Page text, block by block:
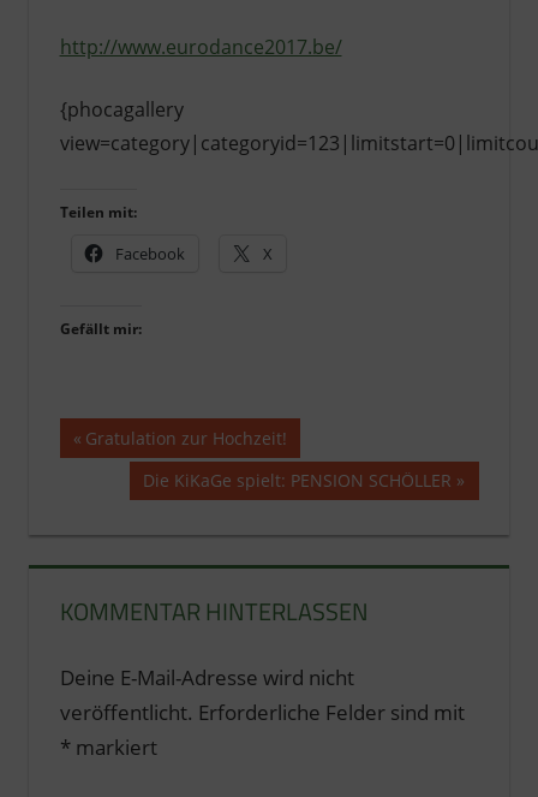
http://www.eurodance2017.be/
{phocagallery
Teilen mit:
Facebook X
Gefällt mir:
Beitragsnavigation
Vorheriger
Beitrag:
Gratulation zur Hochzeit!
Nächster
Beitrag:
Die KiKaGe spielt: PENSION SCHÖLLER
KOMMENTAR HINTERLASSEN
Deine E-Mail-Adresse wird nicht
veröffentlicht. Erforderliche Felder sind mit
*markiert